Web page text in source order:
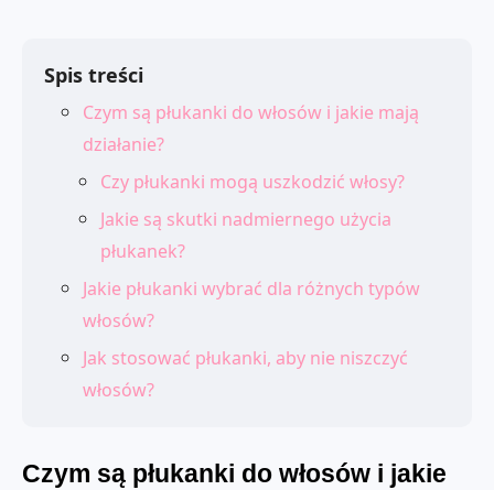
Spis treści
Czym są płukanki do włosów i jakie mają
działanie?
Czy płukanki mogą uszkodzić włosy?
Jakie są skutki nadmiernego użycia
płukanek?
Jakie płukanki wybrać dla różnych typów
włosów?
Jak stosować płukanki, aby nie niszczyć
włosów?
Czym są płukanki do włosów i jakie